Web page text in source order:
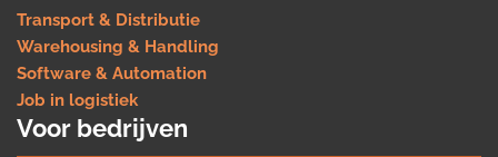
Transport & Distributie
Warehousing & Handling
Software & Automation
Job in logistiek
Voor bedrijven